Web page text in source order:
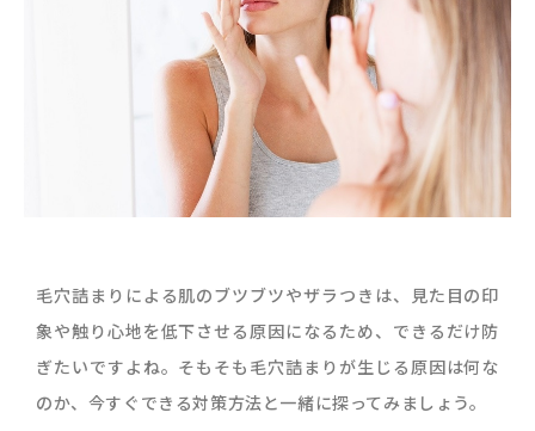
毛穴詰まりによる肌のブツブツやザラつきは、見た目の印
象や触り心地を低下させる原因になるため、できるだけ防
ぎたいですよね。そもそも毛穴詰まりが生じる原因は何な
のか、今すぐできる対策方法と一緒に探ってみましょう。